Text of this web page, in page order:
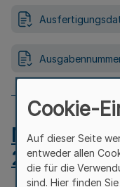
MB.NRW
24.07.2026
Cookie-
Auf dieser Seite
entweder allen
die für die
sind. Hier finden